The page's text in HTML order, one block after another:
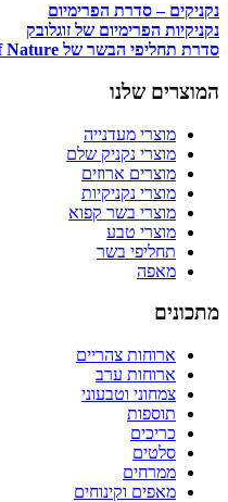
נקניקים – סדרת הפרימיום
נקניקיות הפרימיום של זוגלובק
סדרת תחליפי הבשר של Wonders of Nature- גרסה 2.0
המוצרים שלנו
מוצרי מעדנייה
מוצרי נקניק שלם
מוצרים ארוזים
מוצרי נקניקיות
מוצרי בשר קפוא
מוצרי טבע
תחליפי בשר
מאפה
מתכונים
ארוחות צהריים
ארוחות ערב
צמחוני וטבעוני
תוספות
כריכים
סלטים
ממרחים
מאפים וקינוחים